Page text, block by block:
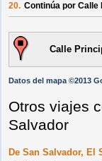
20. Continúa por Calle
Calle
Datos del mapa ©2013
Otros viajes
Salvador
De San Salvador, El